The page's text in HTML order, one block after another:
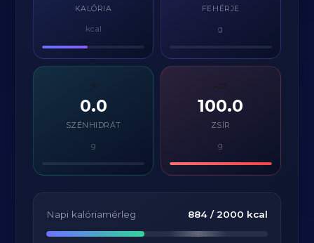
KALÓRIA
kcal
FEHÉRJE
g
⚡
0.0
SZÉNHIDRÁT
g
100.0
ZSÍR
g
Napi kalóriamérleg 884/ 2000 kcal